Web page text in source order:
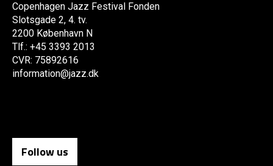
Copenhagen Jazz Festival Fonden
Slotsgade 2, 4. tv.
2200 København N
Tlf.: +45 3393 2013
CVR: 75892616
information@jazz.dk
Follow us